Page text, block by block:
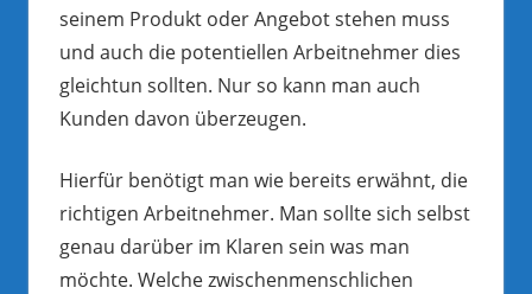
seinem Produkt oder Angebot stehen muss
und auch die potentiellen Arbeitnehmer dies
gleichtun sollten. Nur so kann man auch
Kunden davon überzeugen.
Hierfür benötigt man wie bereits erwähnt, die
richtigen Arbeitnehmer. Man sollte sich selbst
genau darüber im Klaren sein was man
möchte. Welche zwischenmenschlichen